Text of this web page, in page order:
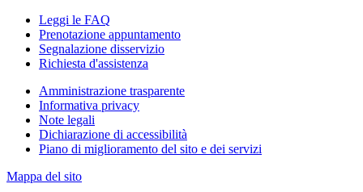
Leggi le FAQ
Prenotazione appuntamento
Segnalazione disservizio
Richiesta d'assistenza
Amministrazione trasparente
Informativa privacy
Note legali
Dichiarazione di accessibilità
Piano di miglioramento del sito e dei servizi
Mappa del sito